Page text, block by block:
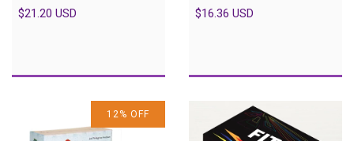
$21.20 USD $16.36 USD
12 % OFF